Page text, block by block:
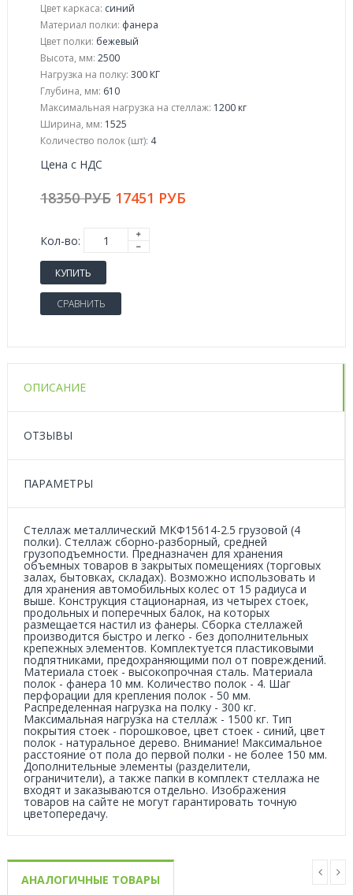
Цвет каркаса: синий
Материал полки: фанера
Цвет полки: бежевый
Высота, мм: 2500
Нагрузка на полку: 300 КГ
Глубина, мм: 610
Максимальная нагрузка на стеллаж: 1200 кг
Ширина, мм: 1525
Количество полок (шт): 4
Цена с НДС
18350 РУБ 17451 РУБ
Кол-во:
КУПИТЬ
СРАВНИТЬ
ОПИСАНИЕ
ОТЗЫВЫ
ПАРАМЕТРЫ
Стеллаж металлический МКФ15614-2.5 грузовой (4
полки). Стеллаж сборно-разборный, средней
грузоподъемности. Предназначен для хранения
объемных товаров в закрытых помещениях (торговых
залах, бытовках, складах). Возможно использовать и
для хранения автомобильных колес от 15 радиуса и
выше. Конструкция стационарная, из четырех стоек,
продольных и поперечных балок, на которых
размещается настил из фанеры. Сборка стеллажей
производится быстро и легко - без дополнительных
крепежных элементов. Комплектуется пластиковыми
подпятниками, предохраняющими пол от повреждений.
Материала стоек - высокопрочная сталь. Материала
полок - фанера 10 мм. Количество полок - 4. Шаг
перфорации для крепления полок - 50 мм.
Распределенная нагрузка на полку - 300 кг.
Максимальная нагрузка на стеллаж - 1500 кг. Тип
покрытия стоек - порошковое, цвет стоек - синий, цвет
полок - натуральное дерево. Внимание! Максимальное
расстояние от пола до первой полки - не более 150 мм.
Дополнительные элементы (разделители,
ограничители), а также папки в комплект стеллажа не
входят и заказываются отдельно. Изображения
товаров на сайте не могут гарантировать точную
цветопередачу.
АНАЛОГИЧНЫЕ ТОВАРЫ